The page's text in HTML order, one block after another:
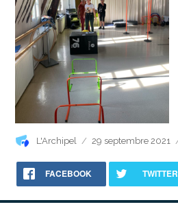
Auteur
L'Archipel
Publié
29 septembre 2021
FACEBOOK TWITTER